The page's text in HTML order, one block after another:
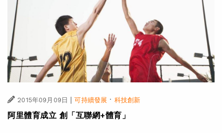
2015年09月09日 | 可持續發展 · 科技創新
阿里體育成立 創「互聯網+體育」